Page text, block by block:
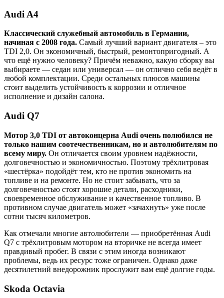
Audi A4
Классический служебный автомобиль в Германии,
начиная с 2008 года. Самый лучший вариант двигателя – это
TDI 2,0. Он экономичный, быстрый, ремонтопригодный. А
что ещё нужно человеку? Причём неважно, какую сборку вы
выбираете — седан или универсал — он отлично себя ведёт в
любой комплектации. Среди остальных плюсов машины
стоит выделить устойчивость к коррозии и отличное
исполнение и дизайн салона.
Audi Q7
Мотор 3,0 TDI от автоконцерна Audi очень полюбился не
только нашим соотечественникам, но и автолюбителям по
всему миру. Он отличается своим уровнем надёжности,
долговечностью и экономичностью. Поэтому трёхлитровая
«шестёрка» подойдёт тем, кто не против экономить на
топливе и на ремонте. Но не стоит забывать, что за
долговечностью стоят хорошие детали, расходники,
своевременное обслуживание и качественное топливо. В
противном случае двигатель может «зачахнуть» уже после
сотни тысяч километров.
Как отмечали многие автолюбители — приобретённая Audi
Q7 с трёхлитровым мотором на вторичке не всегда имеет
правдивый пробег. В связи с этим иногда возникают
проблемы, ведь их ресурс тоже ограничен. Однако даже
десятилетний внедорожник прослужит вам ещё долгие годы.
Skoda Octavia